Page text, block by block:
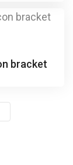
bracket